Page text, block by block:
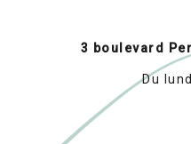
3 boulevard
Du